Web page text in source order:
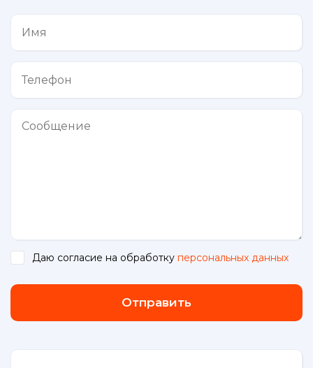
Даю согласие на обработку персональных данных
Отправить